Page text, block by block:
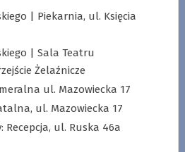
| Piekarnia, ul. Księcia
| Sala Teatru
Żelaźnicze
ul. Mazowiecka 17
ul. Mazowiecka 17
ul. Ruska 46a